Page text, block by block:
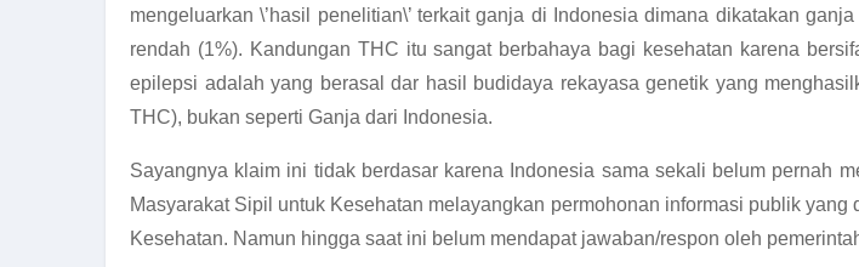
mengeluarkan \’hasil penelitian\’ terkait ganja di Indonesia dimana dikatakan
rendah (1%). Kandungan THC itu sangat berbahaya bagi kesehatan karena
epilepsi adalah yang berasal dar hasil budidaya rekayasa genetik yang
THC), bukan seperti Ganja dari Indonesia.
Sayangnya klaim ini tidak berdasar karena Indonesia sama sekali belum pernah
Masyarakat Sipil untuk Kesehatan melayangkan permohonan informasi publik
Kesehatan. Namun hingga saat ini belum mendapat jawaban/respon oleh